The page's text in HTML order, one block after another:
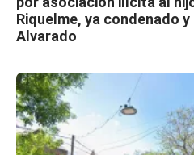
Riquelme, ya condenado
Alvarado